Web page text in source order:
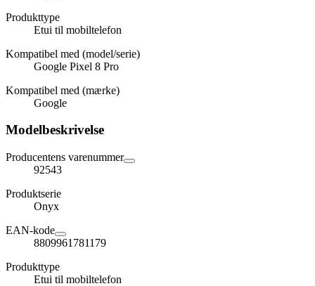
Produkttype
Etui til mobiltelefon
Kompatibel med (model/serie)
Google Pixel 8 Pro
Kompatibel med (mærke)
Google
Modelbeskrivelse
Producentens varenummer
92543
Produktserie
Onyx
EAN-kode
8809961781179
Produkttype
Etui til mobiltelefon